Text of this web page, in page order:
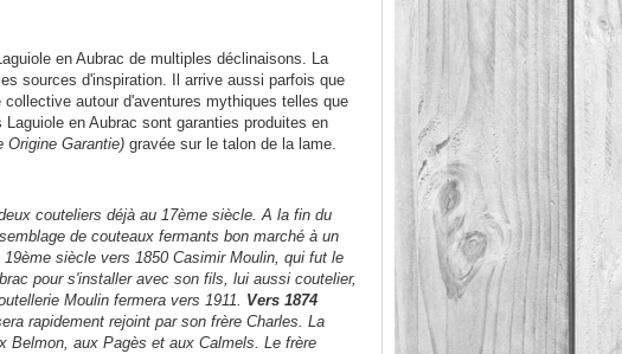
en Aubrac de multiples déclinaisons. La
sources d'inspiration. Il arrive aussi parfois que
autour d'aventures mythiques telles que
en Aubrac sont garanties produites en
Origine Garantie) gravée sur le talon de la lame.
couteliers déjà au 17ème siècle. A la fin du
de couteaux fermants bon marché à un
siècle vers 1850 Casimir Moulin, qui fut le
pour s'installer avec son fils, lui aussi coutelier,
Moulin fermera vers 1911. Vers 1874
rapidement rejoint par son frère Charles. La
Belmon, aux Pagès et aux Calmels. Le frère